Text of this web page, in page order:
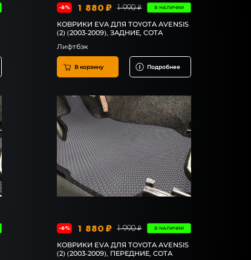
-6% 1 880 ₽ 1 990 ₽ В НАЛИЧИИ
КОВРИКИ EVA ДЛЯ TOYOTA AVENSIS
(2) (2003-2009), ЗАДНИЕ, СОТА
Лифтбэк
В корзину Подробнее
-6% 1 880 ₽ 1 990 ₽ В НАЛИЧИИ
КОВРИКИ EVA ДЛЯ TOYOTA AVENSIS
(2) (2003-2009), ПЕРЕДНИЕ, СОТА